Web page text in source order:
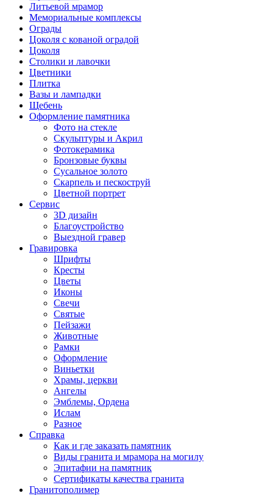
Литьевой мрамор
Мемориальные комплексы
Ограды
Цоколя с кованой оградой
Цоколя
Столики и лавочки
Цветники
Плитка
Вазы и лампадки
Щебень
Оформление памятника
Фото на стекле
Скульптуры и Акрил
Фотокерамика
Бронзовые буквы
Сусальное золото
Скарпель и пескоструй
Цветной портрет
Сервис
3D дизайн
Благоустройство
Выездной гравер
Гравировка
Шрифты
Кресты
Цветы
Иконы
Свечи
Святые
Пейзажи
Животные
Рамки
Оформление
Виньетки
Храмы, церкви
Ангелы
Эмблемы, Ордена
Ислам
Разное
Справка
Как и где заказать памятник
Виды гранита и мрамора на могилу
Эпитафии на памятник
Сертификаты качества гранита
Гранитополимер